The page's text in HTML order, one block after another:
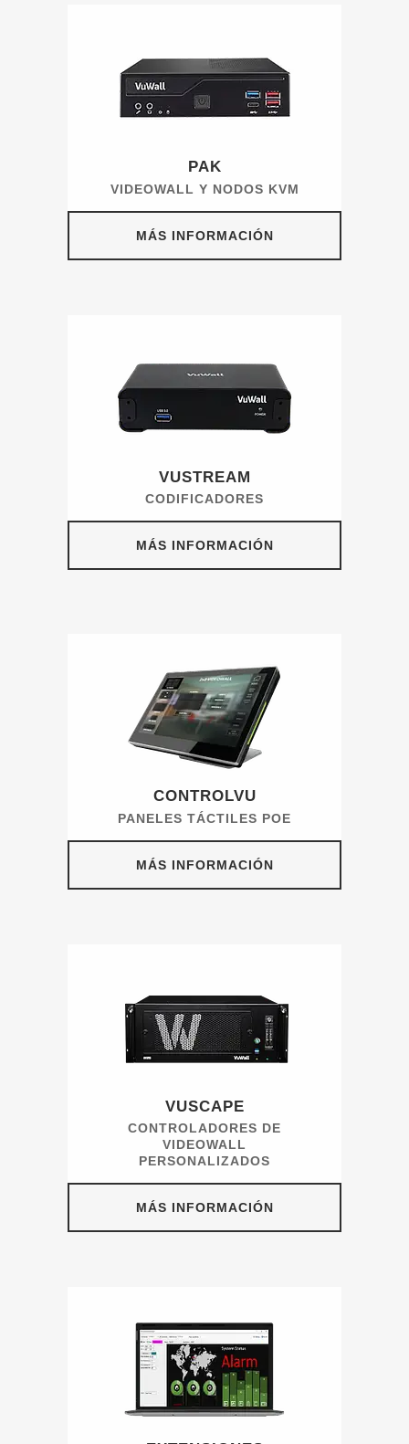
PAK
VIDEOWALL Y NODOS KVM
MÁS INFORMACIÓN
VUSTREAM
CODIFICADORES
MÁS INFORMACIÓN
CONTROLVU
PANELES TÁCTILES POE
MÁS INFORMACIÓN
VUSCAPE
CONTROLADORES DE
VIDEOWALL
PERSONALIZADOS
MÁS INFORMACIÓN